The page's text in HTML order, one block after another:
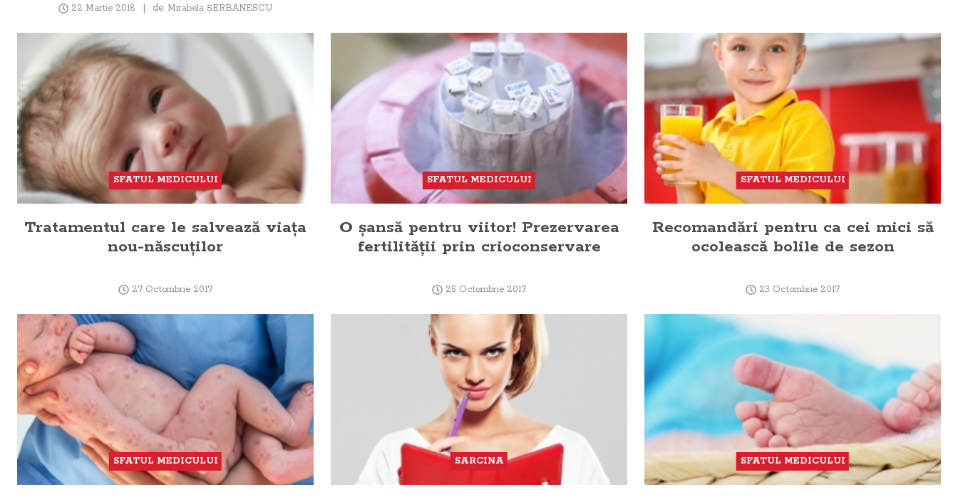
22 Martie 2018 de Mirabela ŞERBĂNESCU
SFATUL MEDICULUI
Tratamentul care le salvează viaţa
nou-născuţilor
27 Octombrie 2017
SFATUL MEDICULUI
O şansă pentru viitor! Prezervarea
fertilităţii prin crioconservare
25 Octombrie 2017
SFATUL MEDICULUI
Recomandări pentru ca cei mici să
ocolească bolile de sezon
23 Octombrie 2017
SFATUL MEDICULUI SARCINA SFATUL MEDICULUI